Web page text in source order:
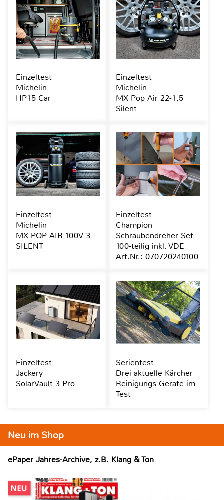
Neu im Shop
ePaper Jahres-Archive, z.B. Klang & Ton
Einzeltest
Michelin
HP15 Car
Einzeltest
Michelin
MX Pop Air 22-1,5
Silent
Einzeltest
Michelin
MX POP AIR 100V-3
SILENT
Einzeltest
Champion
Schraubendreher Set
100-teilig inkl. VDE
Art.Nr.: 070720240100
Einzeltest
Jackery
SolarVault 3 Pro
Serientest
Drei aktuelle Kärcher
Reinigungs-Geräte im
Test